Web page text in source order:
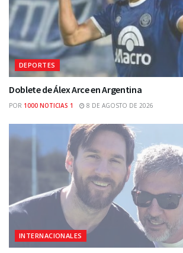
DEPORTES
Doblete de Álex Arce en Argentina
POR 1000 NOTICIAS 1 8 DE AGOSTO DE 2026
INTERNACIONALES